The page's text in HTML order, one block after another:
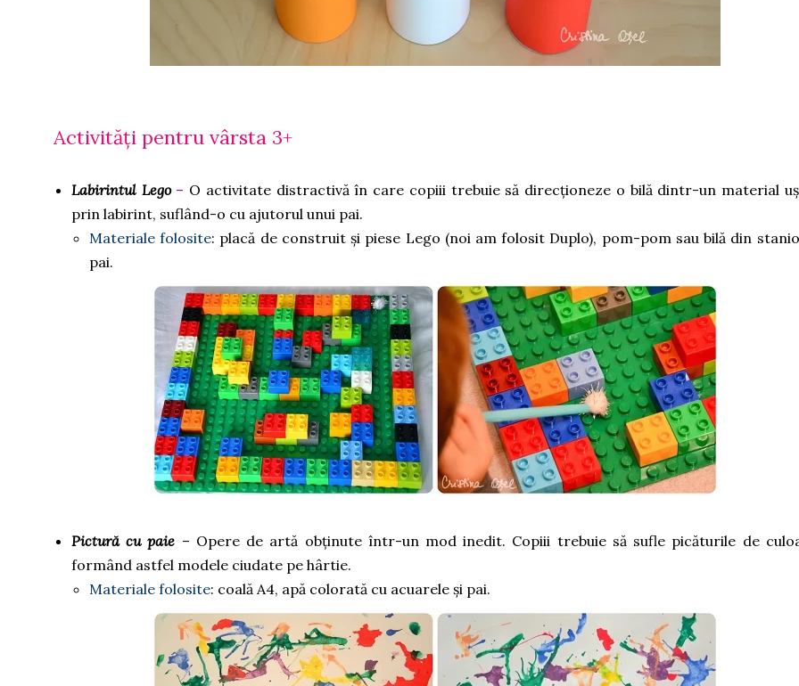
Activități pentru vârsta 3+
Labirintul Lego– O activitate distractivă în care copiii trebuie să direcționeze o bilă dintr-un material
prin labirint, suflând-o cu ajutorul unui pai.
Materiale folosite: placă de construit și piese Lego (noi am folosit Duplo), pom-pom sau bilă din
pai.
Pictură cu paie – Opere de artă obținute într-un mod inedit. Copiii trebuie să sufle picăturile de
formând astfel modele ciudate pe hârtie.
Materiale folosite: coală A4, apă colorată cu acuarele și pai.